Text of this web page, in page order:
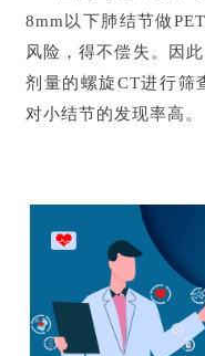
8mm以下肺结节做
风险，得不偿失。因
剂量的螺旋CT进行筛
对小结节的发现率高。